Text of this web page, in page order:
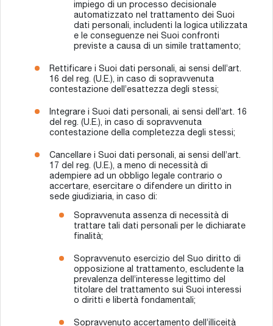
impiego di un processo decisionale
automatizzato nel trattamento dei Suoi
dati personali, includenti la logica utilizzata
e le conseguenze nei Suoi confronti
previste a causa di un simile trattamento;
Rettificare i Suoi dati personali, ai sensi dell’art.
16 del reg. (U.E.), in caso di sopravvenuta
contestazione dell’esattezza degli stessi;
Integrare i Suoi dati personali, ai sensi dell’art. 16
del reg. (U.E.), in caso di sopravvenuta
contestazione della completezza degli stessi;
Cancellare i Suoi dati personali, ai sensi dell’art.
17 del reg. (U.E.), a meno di necessità di
adempiere ad un obbligo legale contrario o
accertare, esercitare o difendere un diritto in
sede giudiziaria, in caso di:
Sopravvenuta assenza di necessità di
trattare tali dati personali per le dichiarate
finalità;
Sopravvenuto esercizio del Suo diritto di
opposizione al trattamento, escludente la
prevalenza dell’interesse legittimo del
titolare del trattamento sui Suoi interessi
o diritti e libertà fondamentali;
Sopravvenuto accertamento dell’illiceità